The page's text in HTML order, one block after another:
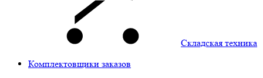
Складская техника
Комплектовщики заказов